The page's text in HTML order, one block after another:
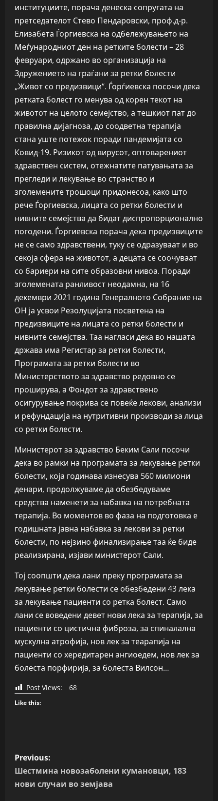
институциите, порача денеска сопругата на
претседателот Стево Пендаровски, проф.д-р.
Елизабета Ѓоргиевска на одбележувањето на
Меѓународниот ден на ретките болести – 28
февруари, одржано во организација на
Здружението на граѓани за ретки болести
„Живот со предизвици“. Ѓорѓиевска посочи дека
ретката болест го менува од корен текот на
животот на целото семејство, а тешкиот пат до
правилна дијагноза, до соодветна терапија
стана уште потежок поради пандемијата со
Ковид-19. Ризикот од вирусот, оптоварениот
здравствен систем, отежнатите патувањата за
прегледи и лекување во странство и
зголемените трошоци придонесоа, како што
рече Ѓоргиевска, лицата со ретки болести и
нивните семејства да бидат диспропорционално
погодени. Ѓоргиевска порача дека предизвиците
не се само здравствени, туку се одразуваат и во
секоја сфера на животот, а децата се соочуваат
со бариери на сите образовни нивоа. Поради
зголемената ранливост неодамна, на 16
декември 2021 година Генералното Собрание на
ОН ја усвои Резолуцијата посветена на
предизвиците на лицата со ретки болести и
нивните семејства. Таа нагласи дека во нашата
држава има Регистар за ретки болести,
Програмата за ретки болести во
Министерството за здравство редовно се
проширува, а Фондот за здравствено
осигурување покрива се повеќе лекови, анализи
и рефундација на нутритивни производи за лица
со ретки болести.
Министерот за здравство Беким Сали посочи
дека во рамки на програмата за лекување ретки
болести, која годинава изнесува 560 милиони
денари, продолжуваме да обезбедуваме
средства наменети за набавка на потребната
терапија. Во моментов во фаза на подготовка е
годишната јавна набавка за лекови за ретки
болести, по нејзино финализирање таа ќе биде
реализирана, изјави министерот Сали.
Тој соопшти дека лани преку програмата за
лекување ретки болести се обезбедени 43 лека
за лекување пациенти со ретка болест. Само
лани се воведени девет нови лека за терапија, за
пациенти со цистична фиброза, за спиналална
мускулна атрофија, нов лек за теарапија на
пациенти со хередитарен ангиоедем, нов лек за
болеста порфирија, за болеста Вилсон…
Post Views: 68
Like this:
P
o
Previous:
Шестмина новозаболени кумановци, 183
нови случаи во земјава